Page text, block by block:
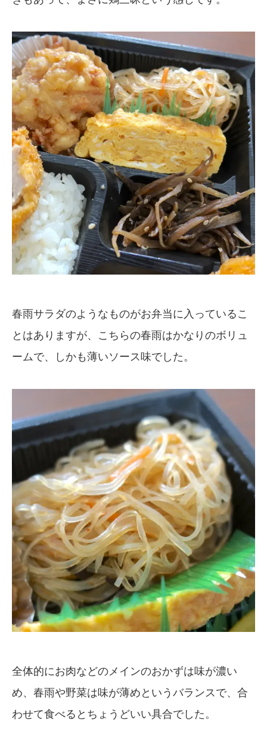
春雨サラダのようなものがお弁当に入っているこ
とはありますが、こちらの春雨はかなりのボリュ
ームで、しかも薄いソース味でした。
全体的にお肉などのメインのおかずは味が濃い
め、春雨や野菜は味が薄めというバランスで、合
わせて食べるとちょうどいい具合でした。